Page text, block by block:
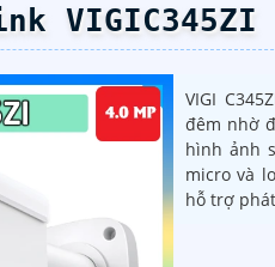
VIGIC345ZI
VIGI
đêm nhờ
hình ảnh
micro và
hỗ trợ